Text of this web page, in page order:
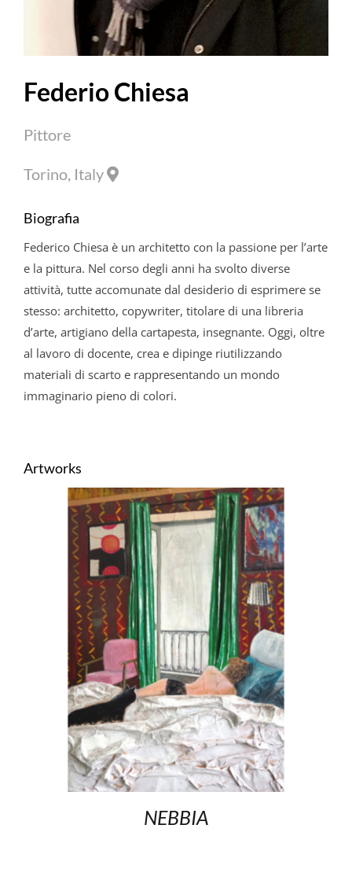
Federio Chiesa
Pittore
Torino, Italy
Biografia
Federico Chiesa è un architetto con la passione per l’arte
e la pittura. Nel corso degli anni ha svolto diverse
attività, tutte accomunate dal desiderio di esprimere se
stesso: architetto, copywriter, titolare di una libreria
d’arte, artigiano della cartapesta, insegnante. Oggi, oltre
al lavoro di docente, crea e dipinge riutilizzando
materiali di scarto e rappresentando un mondo
immaginario pieno di colori.
Artworks
NEBBIA